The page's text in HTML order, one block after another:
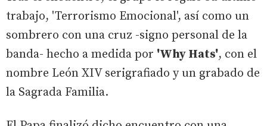
trabajo, 'Terrorismo Emocional', así como un
sombrero con una cruz -signo personal de la
banda- hecho a medida por 'Why Hats', con el
nombre León XIV serigrafiado y un grabado de
la Sagrada Familia.